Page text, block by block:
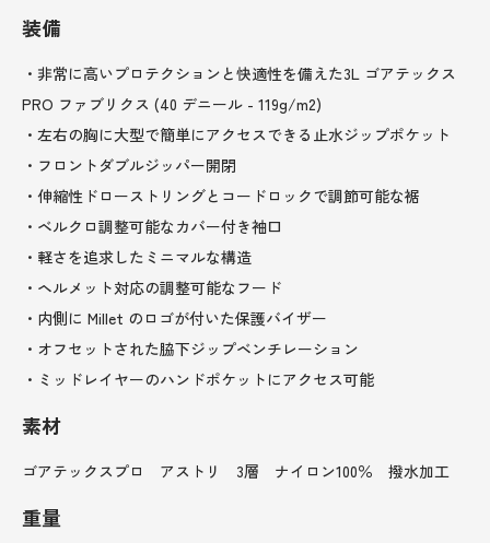
装備
・非常に高いプロテクションと快適性を備えた3L ゴアテックス
PRO ファブリクス (40 デニール - 119g/m2)
・左右の胸に大型で簡単にアクセスできる止水ジップポケット
・フロントダブルジッパー開閉
・伸縮性ドローストリングとコードロックで調節可能な裾
・ベルクロ調整可能なカバー付き袖口
・軽さを追求したミニマルな構造
・ヘルメット対応の調整可能なフード
・内側に Millet のロゴが付いた保護バイザー
・オフセットされた脇下ジップベンチレーション
・ミッドレイヤーのハンドポケットにアクセス可能
素材
ゴアテックスプロ アストリ 3層 ナイロン100％ 撥水加工
重量